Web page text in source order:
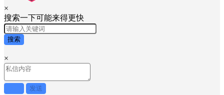
×
搜索一下可能来得更快
搜索
×
发送